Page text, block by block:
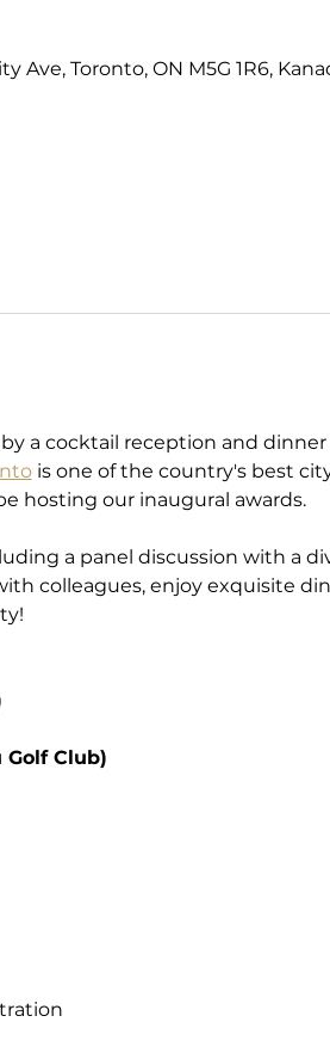
Toronto, ON M5G 1R6,
a cocktail reception and
is one of the country's best
hosting our inaugural awards.
a panel discussion with a
colleagues, enjoy exquisite
Golf Club)